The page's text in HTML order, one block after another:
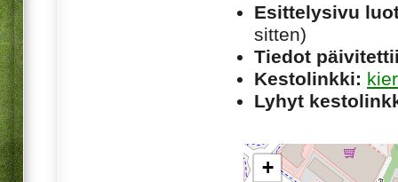
Esittelysivu
sitten)
Tiedot
Kestolinkki:
Lyhyt
+